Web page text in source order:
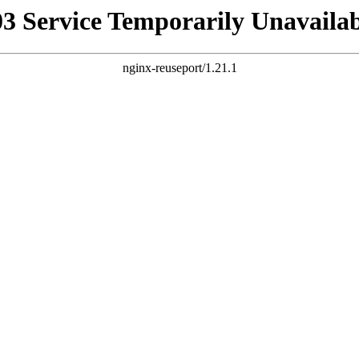
Service Temporarily
nginx-reuseport/1.21.1